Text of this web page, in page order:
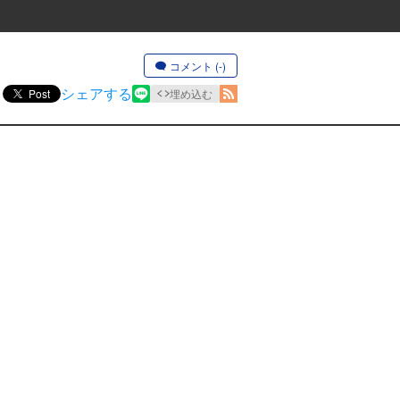
コメント (-)
Post シェアする 埋め込む